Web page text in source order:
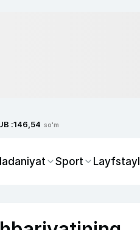
:146,54 so'm
Sport Layfstayl